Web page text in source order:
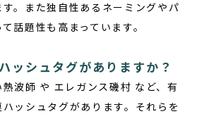
。また独自性あるネーミングやパ
話題性も高まっています。
ッシュタグがありますか？
波師 や エレガンス磯村 など、有
ッシュタグがあります。それらを